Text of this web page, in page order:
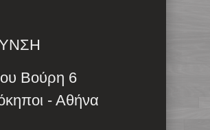
Βούρη 6
- Αθήνα